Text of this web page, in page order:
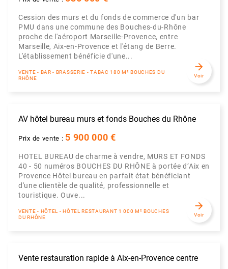
Cession des murs et du fonds de commerce d'un bar
PMU dans une commune des Bouches-du-Rhône
proche de l'aéroport Marseille-Provence, entre
Marseille, Aix-en-Provence et l'étang de Berre.
L'établissement bénéficie d'une...
VENTE - BAR - BRASSERIE - TABAC 180 M² BOUCHES DU
RHÔNE
arrow_forward
Voir
AV hôtel bureau murs et fonds Bouches du Rhône
Prix de vente : 5 900 000 €
HOTEL BUREAU de charme à vendre, MURS ET FONDS
40 - 50 numéros BOUCHES DU RHÔNE à portée d’Aix en
Provence Hôtel bureau en parfait état bénéficiant
d'une clientèle de qualité, professionnelle et
touristique. Ouve...
VENTE - HÔTEL - HÔTEL RESTAURANT 1 000 M² BOUCHES
DU RHÔNE
arrow_forward
Voir
Vente restauration rapide à Aix-en-Provence centre